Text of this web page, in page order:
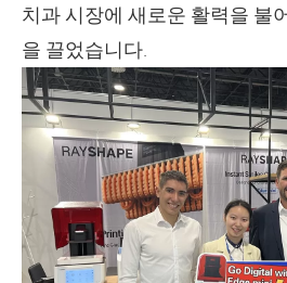
치과 시장에 새로운 활력을 불
을 끌었습니다.